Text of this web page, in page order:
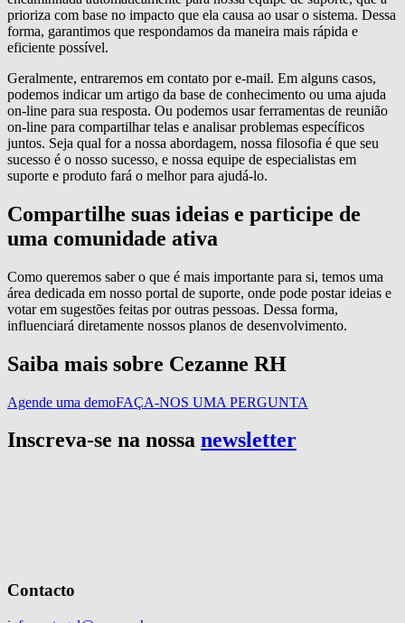
prioriza com base no impacto que ela causa ao usar o sistema. Dessa
forma, garantimos que respondamos da maneira mais rápida e
eficiente possível.
Geralmente, entraremos em contato por e-mail. Em alguns casos,
podemos indicar um artigo da base de conhecimento ou uma ajuda
on-line para sua resposta. Ou podemos usar ferramentas de reunião
on-line para compartilhar telas e analisar problemas específicos
juntos. Seja qual for a nossa abordagem, nossa filosofia é que seu
sucesso é o nosso sucesso, e nossa equipe de especialistas em
suporte e produto fará o melhor para ajudá-lo.
Compartilhe suas ideias e participe de
uma comunidade ativa
Como queremos saber o que é mais importante para si, temos uma
área dedicada em nosso portal de suporte, onde pode postar ideias e
votar em sugestões feitas por outras pessoas. Dessa forma,
influenciará diretamente nossos planos de desenvolvimento.
Saiba mais sobre Cezanne RH
Agende uma demoFAÇA-NOS UMA PERGUNTA
Inscreva-se na nossa newsletter
Contacto